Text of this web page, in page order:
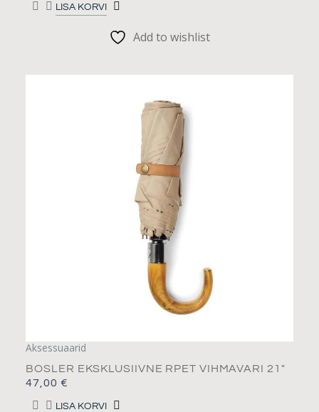
LISA KORVI
Add to wishlist
Aksessuaarid
BOSLER EKSKLUSIIVNE RPET VIHMAVARI 21″
47,00 €
LISA KORVI